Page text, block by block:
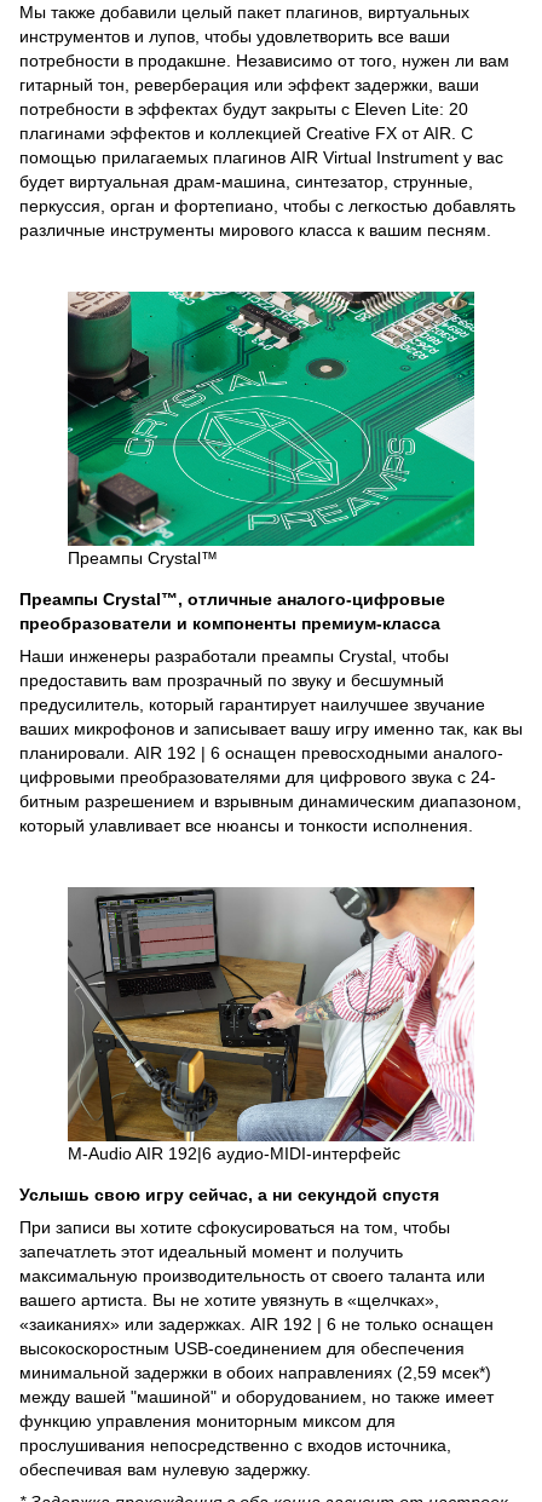
Мы также добавили целый пакет плагинов, виртуальных
инструментов и лупов, чтобы удовлетворить все ваши
потребности в продакшне. Независимо от того, нужен ли вам
гитарный тон, реверберация или эффект задержки, ваши
потребности в эффектах будут закрыты с Eleven Lite: 20
плагинами эффектов и коллекцией Creative FX от AIR. С
помощью прилагаемых плагинов AIR Virtual Instrument у вас
будет виртуальная драм-машина, синтезатор, струнные,
перкуссия, орган и фортепиано, чтобы с легкостью добавлять
различные инструменты мирового класса к вашим песням.
Преампы Crystal™
Преампы Crystal™, отличные аналого-цифровые
преобразователи и компоненты премиум-класса
Наши инженеры разработали преампы Crystal, чтобы
предоставить вам прозрачный по звуку и бесшумный
предусилитель, который гарантирует наилучшее звучание
ваших микрофонов и записывает вашу игру именно так, как вы
планировали. AIR 192 | 6 оснащен превосходными аналого-
цифровыми преобразователями для цифрового звука с 24-
битным разрешением и взрывным динамическим диапазоном,
который улавливает все нюансы и тонкости исполнения.
M-Audio AIR 192|6 аудио-MIDI-интерфейс
Услышь свою игру сейчас, а ни секундой спустя
При записи вы хотите сфокусироваться на том, чтобы
запечатлеть этот идеальный момент и получить
максимальную производительность от своего таланта или
вашего артиста. Вы не хотите увязнуть в «щелчках»,
«заиканиях» или задержках. AIR 192 | 6 не только оснащен
высокоскоростным USB-соединением для обеспечения
минимальной задержки в обоих направлениях (2,59 мсек*)
между вашей "машиной" и оборудованием, но также имеет
функцию управления мониторным миксом для
прослушивания непосредственно с входов источника,
обеспечивая вам нулевую задержку.